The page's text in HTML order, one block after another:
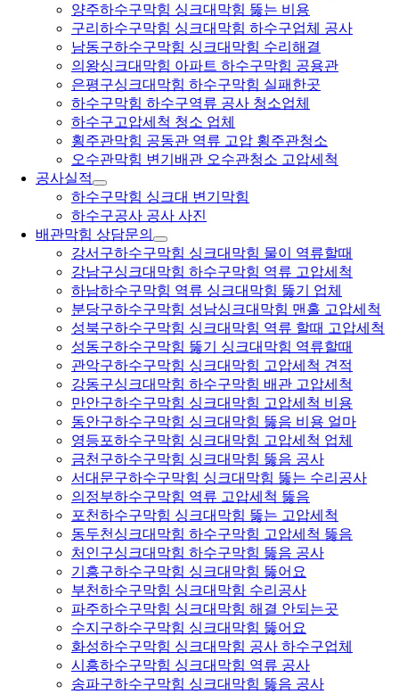
양주하수구막힘 싱크대막힘 뚫는 비용
구리하수구막힘 싱크대막힘 하수구업체 공사
남동구하수구막힘 싱크대막힘 수리해결
의왕싱크대막힘 아파트 하수구막힘 공용관
은평구싱크대막힘 하수구막힘 실패한곳
하수구막힘 하수구역류 공사 청소업체
하수구고압세척 청소 업체
횡주관막힘 공동관 역류 고압 횡주관청소
오수관막힘 변기배관 오수관청소 고압세척
공사실적
하수구막힘 싱크대 변기막힘
하수구공사 공사 사진
배관막힘 상담문의
강서구하수구막힘 싱크대막힘 물이 역류할때
강남구싱크대막힘 하수구막힘 역류 고압세척
하남하수구막힘 역류 싱크대막힘 뚫기 업체
분당구하수구막힘 성남싱크대막힘 맨홀 고압세척
성북구하수구막힘 싱크대막힘 역류 할때 고압세척
성동구하수구막힘 뚫기 싱크대막힘 역류할때
관악구하수구막힘 싱크대막힘 고압세척 견적
강동구싱크대막힘 하수구막힘 배관 고압세척
만안구하수구막힘 싱크대막힘 고압세척 비용
동안구하수구막힘 싱크대막힘 뚫음 비용 얼마
영등포하수구막힘 싱크대막힘 고압세척 업체
금천구하수구막힘 싱크대막힘 뚫음 공사
서대문구하수구막힘 싱크대막힘 뚫는 수리공사
의정부하수구막힘 역류 고압세척 뚫음
포천하수구막힘 싱크대막힘 뚫는 고압세척
동두천싱크대막힘 하수구막힘 고압세척 뚫음
처인구싱크대막힘 하수구막힘 뚫음 공사
기흥구하수구막힘 싱크대막힘 뚫어요
부천하수구막힘 싱크대막힘 수리공사
파주하수구막힘 싱크대막힘 해결 안되는곳
수지구하수구막힘 싱크대막힘 뚫어요
화성하수구막힘 싱크대막힘 공사 하수구업체
시흥하수구막힘 싱크대막힘 역류 공사
송파구하수구막힘 싱크대막힘 뚫음 공사